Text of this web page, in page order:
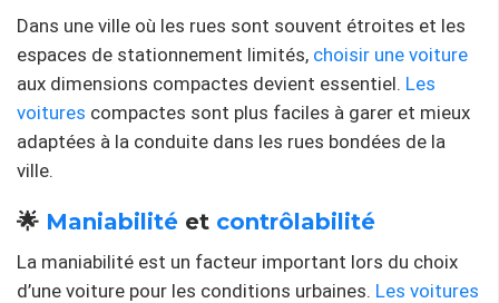
Dans une ville où les rues sont souvent étroites et les
espaces de stationnement limités, choisir une voiture
aux dimensions compactes devient essentiel. Les
voitures compactes sont plus faciles à garer et mieux
adaptées à la conduite dans les rues bondées de la
ville.
🌟 Maniabilité et contrôlabilité
La maniabilité est un facteur important lors du choix
d’une voiture pour les conditions urbaines. Les voitures